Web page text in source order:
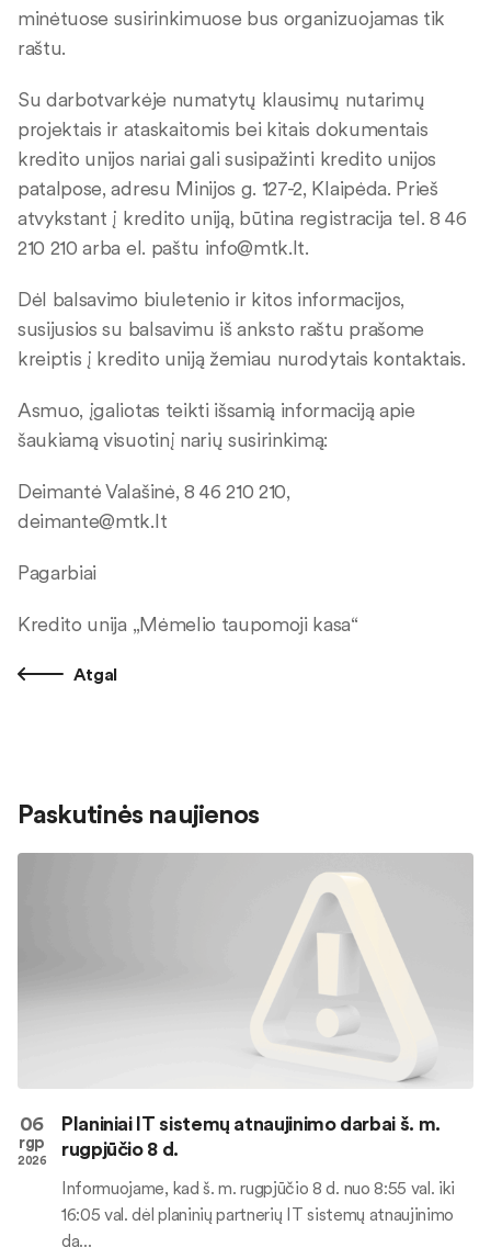
minėtuose susirinkimuose bus organizuojamas tik
raštu.
Su darbotvarkėje numatytų klausimų nutarimų
projektais ir ataskaitomis bei kitais dokumentais
kredito unijos nariai gali susipažinti kredito unijos
patalpose, adresu Minijos g. 127-2, Klaipėda. Prieš
atvykstant į kredito uniją, būtina registracija tel. 8 46
210 210 arba el. paštu info@mtk.lt.
Dėl balsavimo biuletenio ir kitos informacijos,
susijusios su balsavimu iš anksto raštu prašome
kreiptis į kredito uniją žemiau nurodytais kontaktais.
Asmuo, įgaliotas teikti išsamią informaciją apie
šaukiamą visuotinį narių susirinkimą:
Deimantė Valašinė, 8 46 210 210,
deimante@mtk.lt
Pagarbiai
Kredito unija „Mėmelio taupomoji kasa“
Atgal
Paskutinės naujienos
06
rgp
2026
Planiniai IT sistemų atnaujinimo darbai š. m.
rugpjūčio 8 d.
Informuojame, kad š. m. rugpjūčio 8 d. nuo 8:55 val. iki
16:05 val. dėl planinių partnerių IT sistemų atnaujinimo
da...